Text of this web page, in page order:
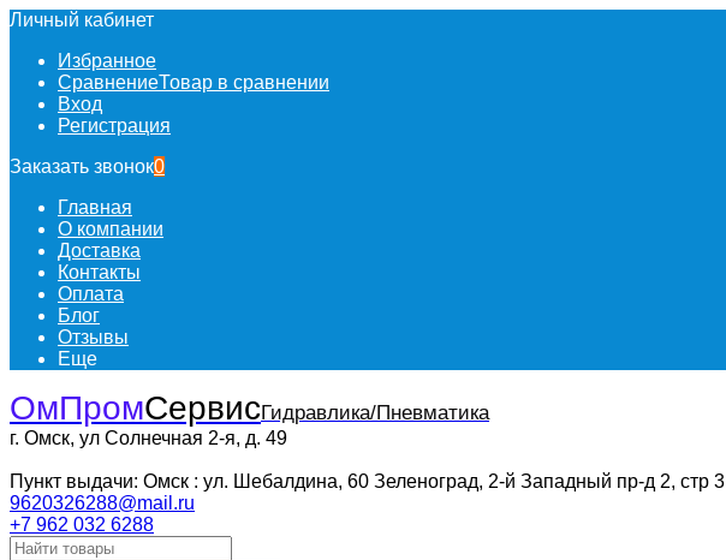
Личный кабинет
Избранное
СравнениеТовар в сравнении
Вход
Регистрация
Заказать звонок0
Главная
О компании
Доставка
Контакты
Оплата
Блог
Отзывы
Еще
ОмПромСервисГидравлика/Пневматика
г. Омск, ул Солнечная 2-я, д. 49
Пункт выдачи: Омск : ул. Шебалдина, 60 Зеленоград, 2-й Западный пр-д 2, стр 3
9620326288@mail.ru
+7 962 032 6288